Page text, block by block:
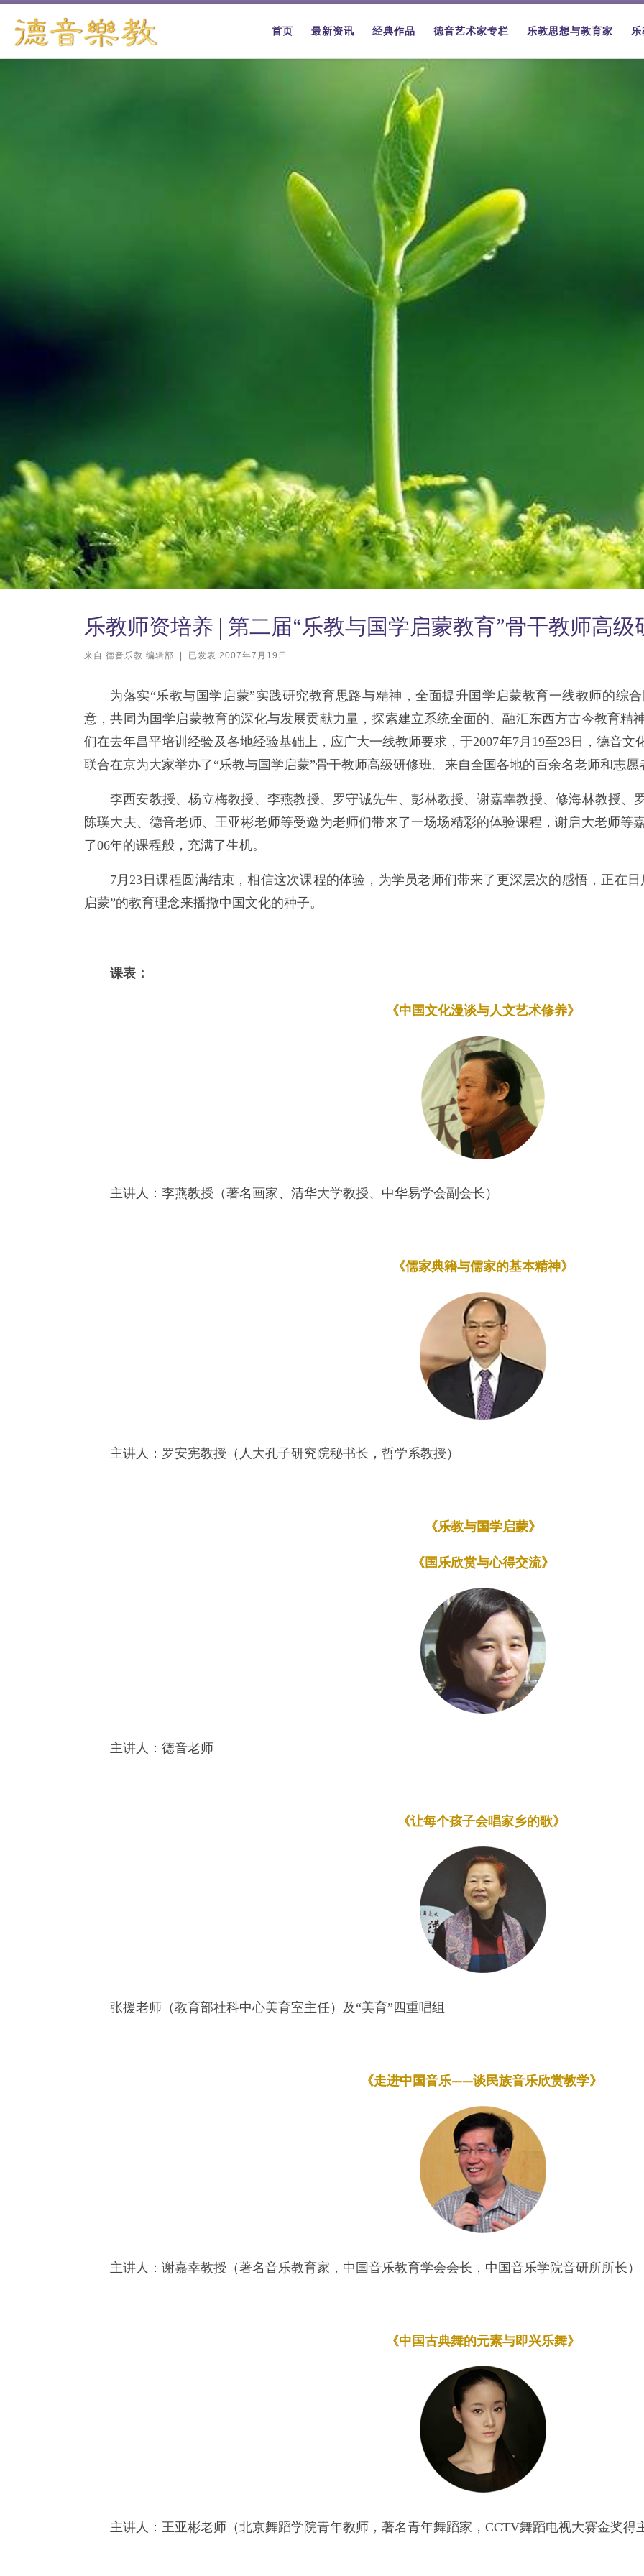
跳转到内容
首页 最新资讯 经典作品 德音艺术家专栏 乐教思想与教育家 乐
乐教师资培养 | 第二届“乐教与国学启蒙教育”骨干教师高级
来自 德音乐教 编辑部 已发表 2007年7月19日
为落实“乐教与国学启蒙”实践研究教育思路与精神，全面提升国学启蒙教育一线教师的综
意，共同为国学启蒙教育的深化与发展贡献力量，探索建立系统全面的、融汇东西方古今教育精
们在去年昌平培训经验及各地经验基础上，应广大一线教师要求，于2007年7月19至23日，德音
联合在京为大家举办了“乐教与国学启蒙”骨干教师高级研修班。来自全国各地的百余名老师和志
李西安教授、杨立梅教授、李燕教授、罗守诚先生、彭林教授、谢嘉幸教授、修海林教授、
陈璞大夫、德音老师、王亚彬老师等受邀为老师们带来了一场场精彩的体验课程，谢启大老师等
了06年的课程般，充满了生机。
7月23日课程圆满结束，相信这次课程的体验，为学员老师们带来了更深层次的感悟，正在
启蒙”的教育理念来播撒中国文化的种子。
课表：
《中国文化漫谈与人文艺术修养》
主讲人：李燕教授（著名画家、清华大学教授、中华易学会副会长）
《儒家典籍与儒家的基本精神》
主讲人：罗安宪教授（人大孔子研究院秘书长，哲学系教授）
《乐教与国学启蒙》
《国乐欣赏与心得交流》
主讲人：德音老师
《让每个孩子会唱家乡的歌》
张援老师（教育部社科中心美育室主任）及“美育”四重唱组
《走进中国音乐——谈民族音乐欣赏教学》
主讲人：谢嘉幸教授（著名音乐教育家，中国音乐教育学会会长，中国音乐学院音研所所长）
《中国古典舞的元素与即兴乐舞》
主讲人：王亚彬老师（北京舞蹈学院青年教师，著名青年舞蹈家，CCTV舞蹈电视大赛金奖得